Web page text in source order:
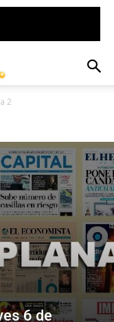
2
6 de